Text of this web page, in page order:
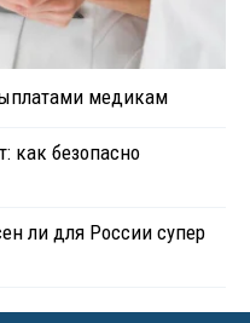
медикам
как безопасно
ли для России супер